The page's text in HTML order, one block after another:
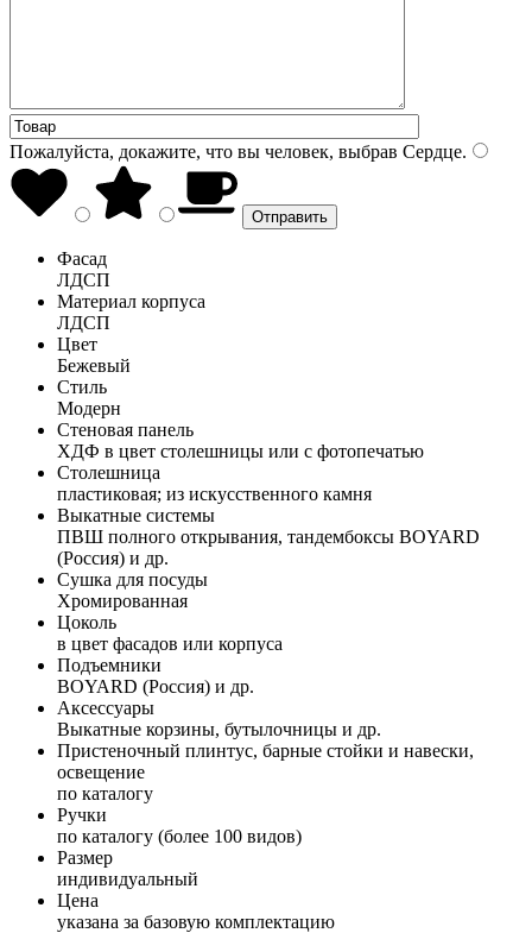
Пожалуйста, докажите, что вы человек, выбрав Сердце.
Фасад
ЛДСП
Материал корпуса
ЛДСП
Цвет
Бежевый
Стиль
Модерн
Стеновая панель
ХДФ в цвет столешницы или с фотопечатью
Столешница
пластиковая; из искусственного камня
Выкатные системы
ПВШ полного открывания, тандембоксы BOYARD
(Россия) и др.
Сушка для посуды
Хромированная
Цоколь
в цвет фасадов или корпуса
Подъемники
BOYARD (Россия) и др.
Аксессуары
Выкатные корзины, бутылочницы и др.
Пристеночный плинтус, барные стойки и навески,
освещение
по каталогу
Ручки
по каталогу (более 100 видов)
Размер
индивидуальный
Цена
указана за базовую комплектацию